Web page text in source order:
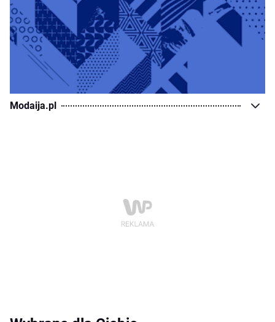
Modaija.pl